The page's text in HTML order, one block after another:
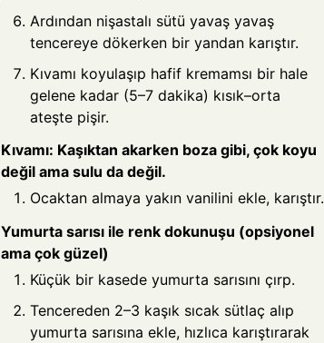
Ardından nişastalı sütü yavaş yavaş
tencereye dökerken bir yandan karıştır.
Kıvamı koyulaşıp hafif kremamsı bir hale
gelene kadar (5–7 dakika) kısık–orta
ateşte pişir.
Kıvamı: Kaşıktan akarken boza gibi, çok koyu
değil ama sulu da değil.
Ocaktan almaya yakın vanilini ekle, karıştır.
Yumurta sarısı ile renk dokunuşu (opsiyonel
ama çok güzel)
Küçük bir kasede yumurta sarısını çırp.
Tencereden 2–3 kaşık sıcak sütlaç alıp
yumurta sarısına ekle, hızlıca karıştırarak